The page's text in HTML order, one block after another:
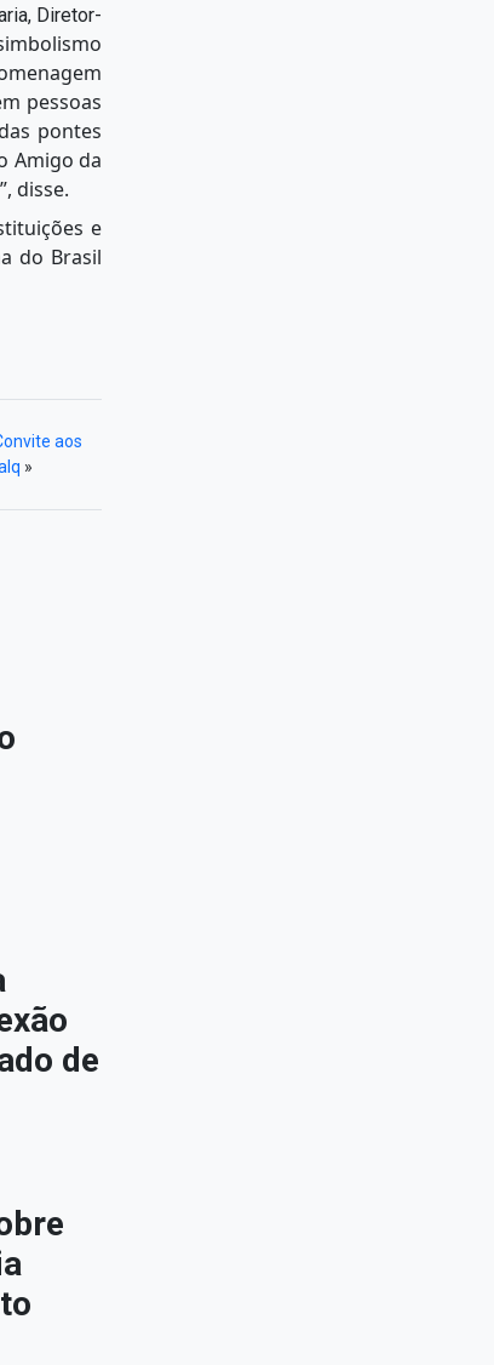
Diretor-
pessoas
pontes
Amigo da
disse.
e
do Brasil
aos
»
de